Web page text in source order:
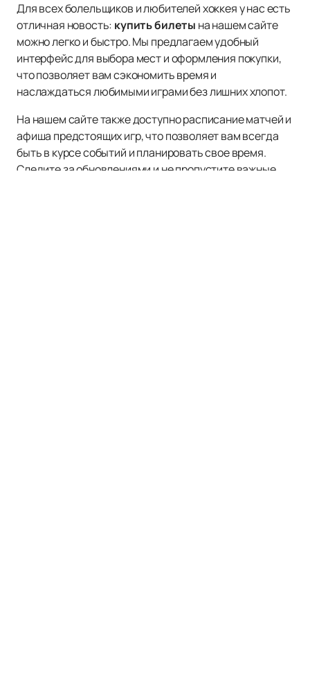
Для всех болельщиков и любителей хоккея у нас есть
отличная новость: купить билеты на нашем сайте
можно легко и быстро. Мы предлагаем удобный
интерфейс для выбора мест и оформления покупки,
что позволяет вам сэкономить время и
наслаждаться любимыми играми без лишних хлопот.
На нашем сайте также доступно расписание матчей и
афиша предстоящих игр, что позволяет вам всегда
быть в курсе событий и планировать свое время.
Следите за обновлениями и не пропустите важные